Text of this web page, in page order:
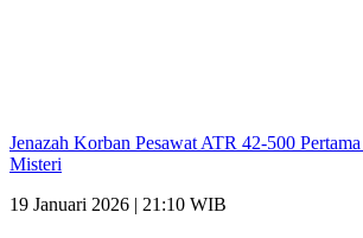
Jenazah Korban Pesawat ATR 42-500
Misteri
19 Januari 2026 | 21:10 WIB